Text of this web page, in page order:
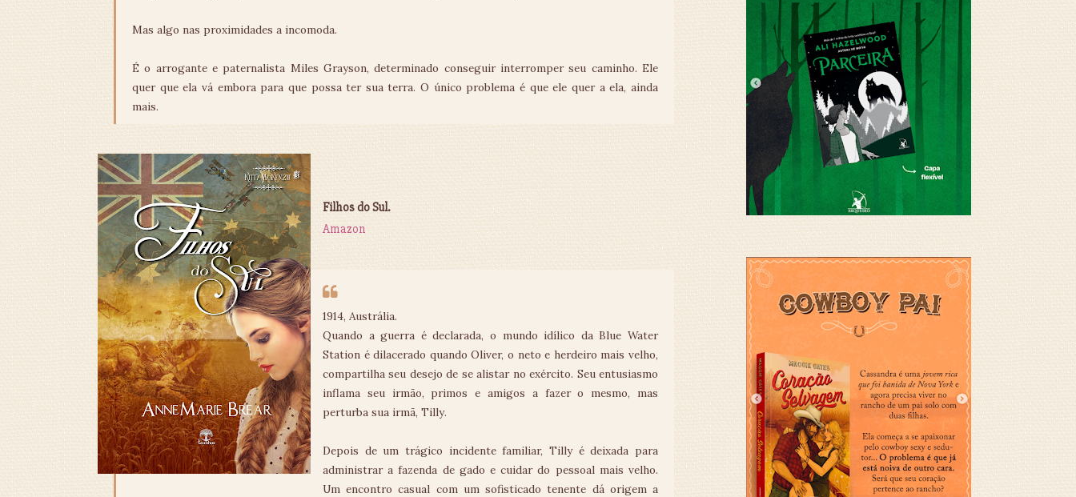
Mas algo nas proximidades a incomoda.
É o arrogante e paternalista Miles Grayson, determinado conseguir interromper seu caminho. Ele
quer que ela vá embora para que possa ter sua terra. O único problema é que ele quer a ela, ainda
mais.
Filhos do Sul.
Amazon
1914, Austrália.
Quando a guerra é declarada, o mundo idílico da Blue Water
Station é dilacerado quando Oliver, o neto e herdeiro mais velho,
compartilha seu desejo de se alistar no exército. Seu entusiasmo
inflama seu irmão, primos e amigos a fazer o mesmo, mas
perturba sua irmã, Tilly.
Depois de um trágico incidente familiar, Tilly é deixada para
administrar a fazenda de gado e cuidar do pessoal mais velho.
Um encontro casual com um sofisticado tenente dá origem a